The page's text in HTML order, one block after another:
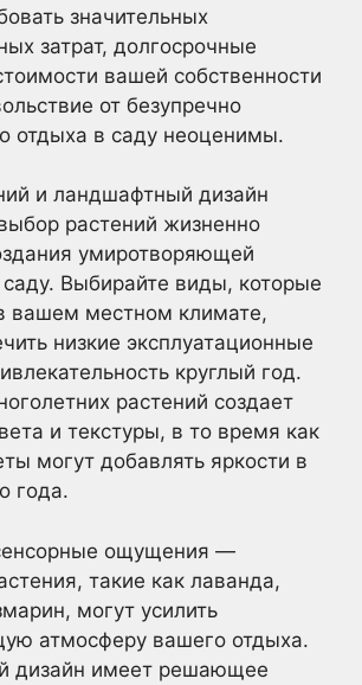
значительных
затрат, долгосрочные
вашей собственности
от безупречно
отдыха в саду неоценимы.
и ландшафтный дизайн
растений жизненно
умиротворяющей
Выбирайте виды, которые
вашем местном климате,
низкие эксплуатационные
круглый год.
растений создает
и текстуры, в то время как
могут добавлять яркости в
года.
ощущения —
такие как лаванда,
могут усилить
атмосферу вашего отдыха.
дизайн имеет решающее